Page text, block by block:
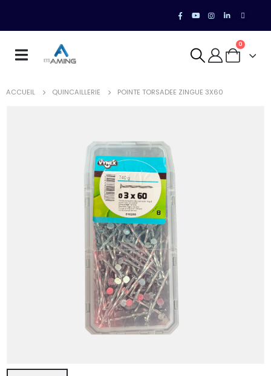
0
ACCUEIL QUINCAILLERIE POINTE TORSADEE ZINGUE 3X60